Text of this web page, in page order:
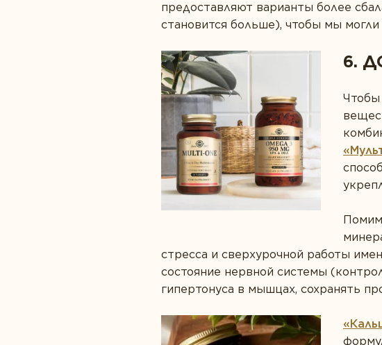
предоставляют варианты более
становится больше), чтобы мы
6.
Чтобы
стресса и сверхурочной работы
состояние нервной системы
гипертонуса в мышцах, сохранять